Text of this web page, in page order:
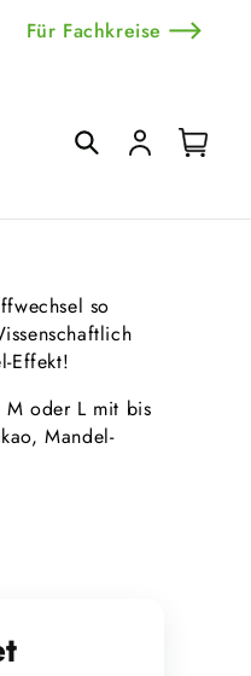
Für Fachkreise
EinloggenWarenkorb
so
Effekt!
M oder L mit bis
Mandel-